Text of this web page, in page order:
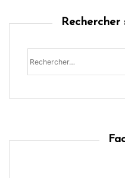
Rechercher :